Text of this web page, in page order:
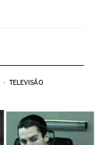
TELEVISÃO